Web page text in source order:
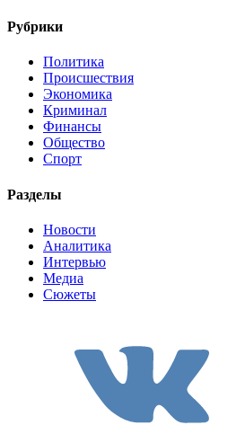
Рубрики
Политика
Происшествия
Экономика
Криминал
Финансы
Общество
Спорт
Разделы
Новости
Аналитика
Интервью
Медиа
Сюжеты